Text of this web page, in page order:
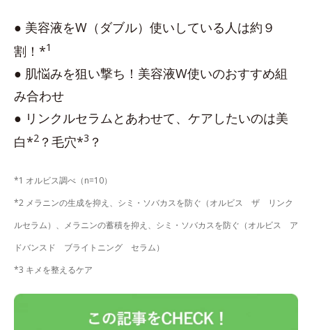
● 美容液をW（ダブル）使いしている人は約９
割！*1
● 肌悩みを狙い撃ち！美容液W使いのおすすめ組
み合わせ
● リンクルセラムとあわせて、ケアしたいのは美
白*2 ？毛穴*3 ？
*1 オルビス調べ（n=10）
*2 メラニンの生成を抑え、シミ・ソバカスを防ぐ（オルビス ザ リンク
ルセラム）、メラニンの蓄積を抑え、シミ・ソバカスを防ぐ（オルビス ア
ドバンスド ブライトニング セラム）
*3 キメを整えるケア